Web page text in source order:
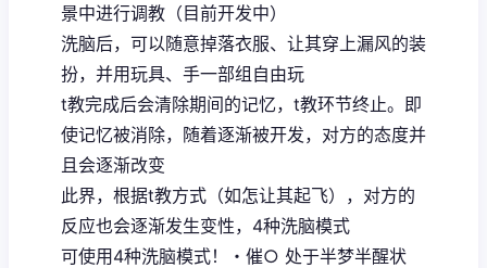
景中进行调教（目前开发中）
洗脑后，可以随意掉落衣服、让其穿上漏风的装
扮，并用玩具、手一部组自由玩
t教完成后会清除期间的记忆，t教环节终止。即
使记忆被消除，随着逐渐被开发，对方的态度并
且会逐渐改变
此界，根据t教方式（如怎让其起飞），对方的
反应也会逐渐发生变性，4种洗脑模式
可使用4种洗脑模式！・催○ 处于半梦半醒状